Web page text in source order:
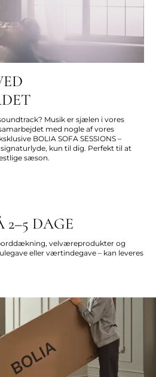
Musik er sjælen i vores
med nogle af vores
BOLIA SOFA SESSIONS –
kun til dig. Perfekt til at
sæson.
2–5 DAGE
velværeprodukter og
eller værtindegave – kan leveres